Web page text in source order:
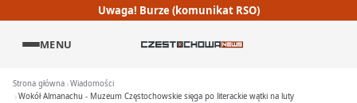
Uwaga! Burze (komunikat RSO)
MENU
Strona główna Wiadomości
Wokół Almanachu - Muzeum Częstochowskie sięga po literackie wątki na luty